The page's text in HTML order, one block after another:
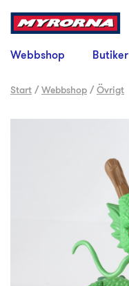
Webbshop Butiker
Start /Webbshop /Övrigt